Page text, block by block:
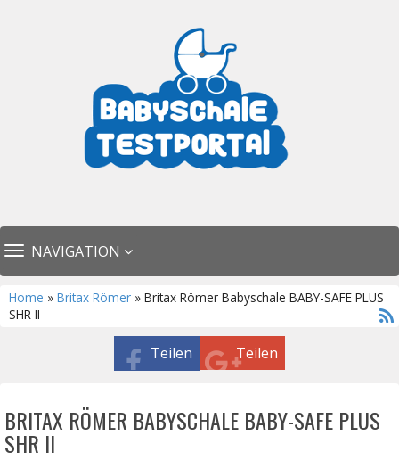
TOGGLE
NAVIGATION
Home » Britax Römer » Britax Römer Babyschale BABY-SAFE PLUS
SHR II
Teilen Teilen
BRITAX RÖMER BABYSCHALE BABY-SAFE PLUS
SHR II